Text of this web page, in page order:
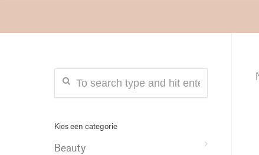
Kies een categorie
Beauty